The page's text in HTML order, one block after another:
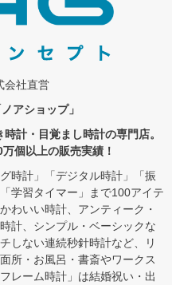
会社直営
アショップ」
計・目覚まし時計の専門店。
個以上の販売実績！
時計」「デジタル時計」「振
学習タイマー」まで100アイテ
わいい時計、アンティーク・
計、シンプル・ベーシックな
しない連続秒針時計など、リ
所・お風呂・書斎やワークス
レーム時計」は結婚祝い・出